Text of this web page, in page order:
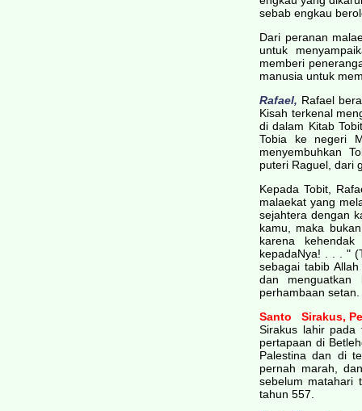
sebab engkau
Dari peranan
untuk
memberi
manusia untuk
Rafael, Rafael
Kisah terkenal
di dalam Kitab
Tobia ke negeri
menyembuhkan
puteri Raguel, dari
Kepada Tobit,
malaekat yang
sejahtera dengan
kamu, maka
karena
kepadaNya! . . . "
sebagai tabib
dan menguatkan
perhambaan setan.
Santo Sirakus,
Sirakus lahir pada
pertapaan di
Palestina dan di
pernah marah,
sebelum matahari
tahun 557.